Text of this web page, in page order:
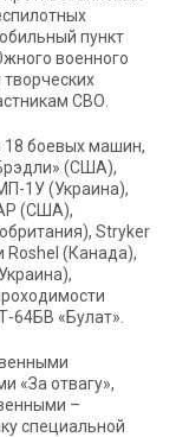
пункт
военного
СВО.
18 боевых машин,
(США),
1У (Украина),
(США),
Stryker
(Канада),
64БВ «Булат».
«За отвагу»,
–
специальной